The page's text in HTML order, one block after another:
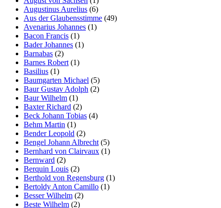
Augustinus Aurelius (6)
Aus der Glaubensstimme (49)
Avenarius Johannes (1)
Bacon Francis (1)
Bader Johannes (1)
Barnabas (2)
Barnes Robert (1)
Basilius (1)
Baumgarten Michael (5)
Baur Gustav Adolph (2)
Baur Wilhelm (1)
Baxter Richard (2)
Beck Johann Tobias (4)
Behm Martin (1)
Bender Leopold (2)
Bengel Johann Albrecht (5)
Bernhard von Clairvaux (1)
Bernward (2)
Berquin Louis (2)
Berthold von Regensburg (1)
Bertoldy Anton Camillo (1)
Besser Wilhelm (2)
Beste Wilhelm (2)